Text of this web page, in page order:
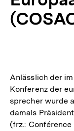
Anlässlich der
Konferenz der
sprecher wurde
damals
(frz.: